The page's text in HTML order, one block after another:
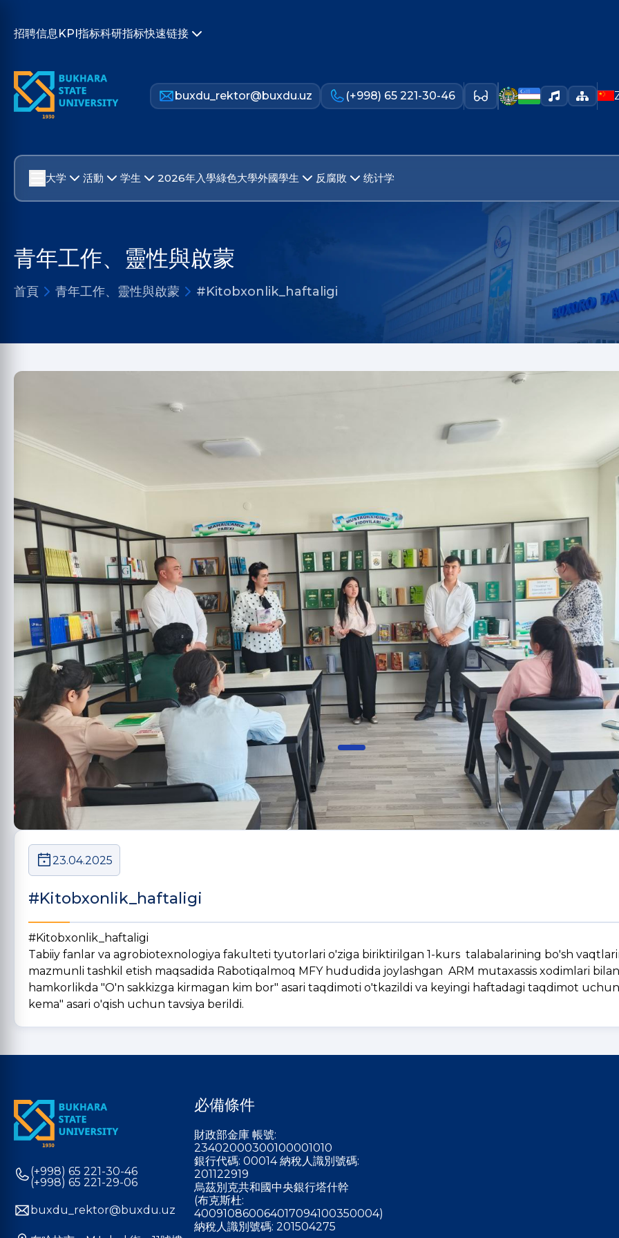
招聘信息KPI指标科研指标快速链接
buxdu_rektor@buxdu.uz (+998) 65 221-30-46
大学 活動 学生 2026年入學綠色大學外國學生 反腐敗 统计学
青年工作、靈性與啟蒙
首頁 青年工作、靈性與啟蒙 #Kitobxonlik_haftaligi
23.04.2025
#Kitobxonlik_haftaligi
#Kitobxonlik_haftaligi
Tabiiy fanlar va agrobiotexnologiya fakulteti tyutorlari o'ziga biriktirilgan 1-kurs talabalarining bo'sh
mazmunli tashkil etish maqsadida Rabotiqalmoq MFY hududida joylashgan ARM mutaxassis xodimlari bilan
hamkorlikda "O'n sakkizga kirmagan kim bor" asari taqdimoti o'tkazildi va keyingi haftadagi taqdimot
kema" asari o'qish uchun tavsiya berildi.
(+998) 65 221-30-46
(+998) 65 221-29-06
buxdu_rektor@buxdu.uz
必備條件
財政部金庫 帳號:
23402000300100001010
銀行代碼: 00014 納稅人識別號碼:
201122919
烏茲別克共和國中央銀行塔什幹
(布克斯杜:
400910860064017094100350004)
納稅人識別號碼: 201504275